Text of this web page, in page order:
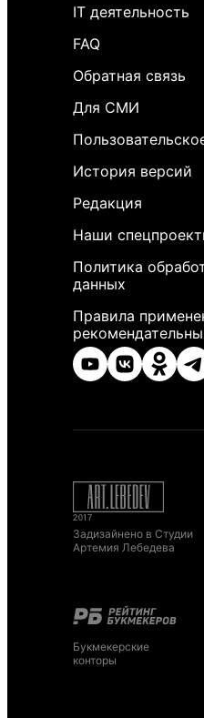
IT деятельность
FAQ
Обратная связь
Для СМИ
История версий
Редакция
Наши
Политика
данных
Правила
Задизайнено в Студии
Артемия Лебедева
Букмекерские
конторы